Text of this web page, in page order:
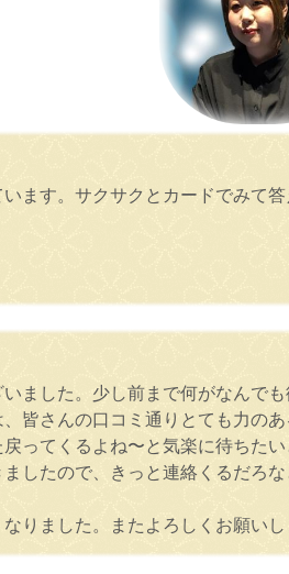
ます。サクサクとカードでみて
ました。少し前まで何がなんで
皆さんの口コミ通りとても力の
ってくるよね〜と気楽に待ちた
したので、きっと連絡くるだろ
りました。またよろしくお願いし